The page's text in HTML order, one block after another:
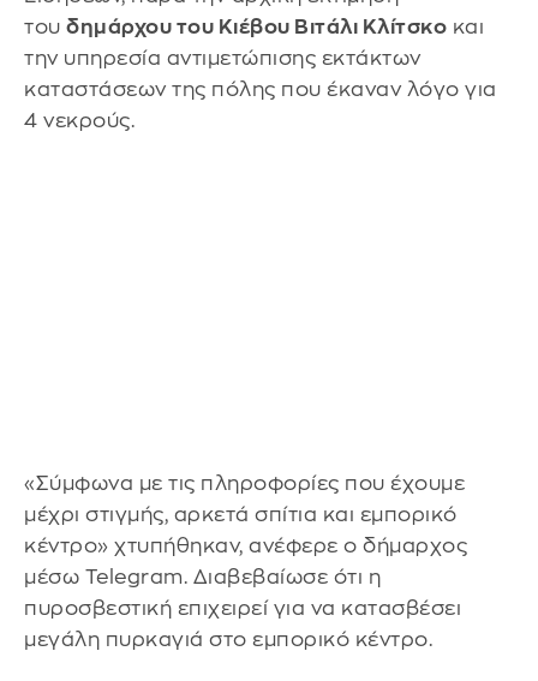
του δημάρχου του Κιέβου Βιτάλι Κλίτσκο και
την υπηρεσία αντιμετώπισης εκτάκτων
καταστάσεων της πόλης που έκαναν λόγο για
4 νεκρούς.
«Σύμφωνα με τις πληροφορίες που έχουμε
μέχρι στιγμής, αρκετά σπίτια και εμπορικό
κέντρο» χτυπήθηκαν, ανέφερε ο δήμαρχος
μέσω Telegram. Διαβεβαίωσε ότι η
πυροσβεστική επιχειρεί για να κατασβέσει
μεγάλη πυρκαγιά στο εμπορικό κέντρο.